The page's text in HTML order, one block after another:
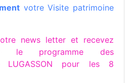
votre Visite patrimoine
news letter et recevez
le programme des
LUGASSON pour les 8